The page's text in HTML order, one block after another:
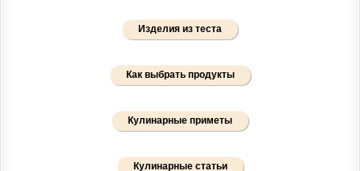
Изделия из теста
Как выбрать продукты
Кулинарные приметы
Кулинарные статьи